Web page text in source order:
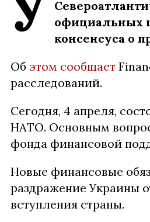
официальных
консенсуса о
Об этом сообщает
расследований.
Сегодня, 4 апреля,
НАТО. Основным
фонда финансовой
Новые финансовые
раздражение Украины
вступления страны.